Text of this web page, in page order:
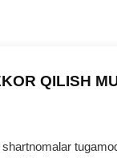
QILISH